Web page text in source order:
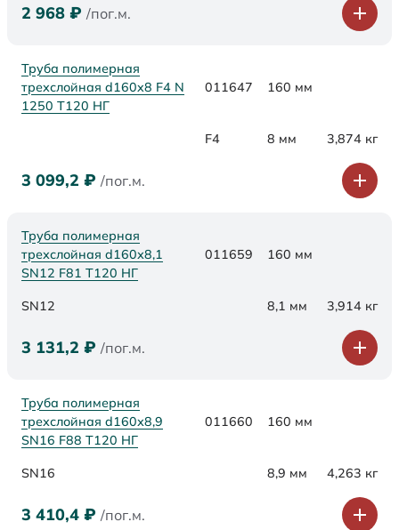
2 968 ₽ /пог.м.
Труба полимерная
трехслойная d160x8 F4 N
1250 Т120 НГ
011647 160 мм
F4 8 мм 3,874 кг
3 099,2 ₽ /пог.м.
Труба полимерная
трехслойная d160х8,1
SN12 F81 Т120 НГ
011659 160 мм
SN12 8,1 мм 3,914 кг
3 131,2 ₽ /пог.м.
Труба полимерная
трехслойная d160х8,9
SN16 F88 Т120 НГ
011660 160 мм
SN16 8,9 мм 4,263 кг
3 410,4 ₽ /пог.м.